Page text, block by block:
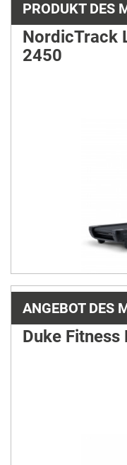
PRODUKT DES
NordicTrack
2450
ANGEBOT DES
Duke Fitness